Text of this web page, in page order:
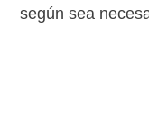
según sea